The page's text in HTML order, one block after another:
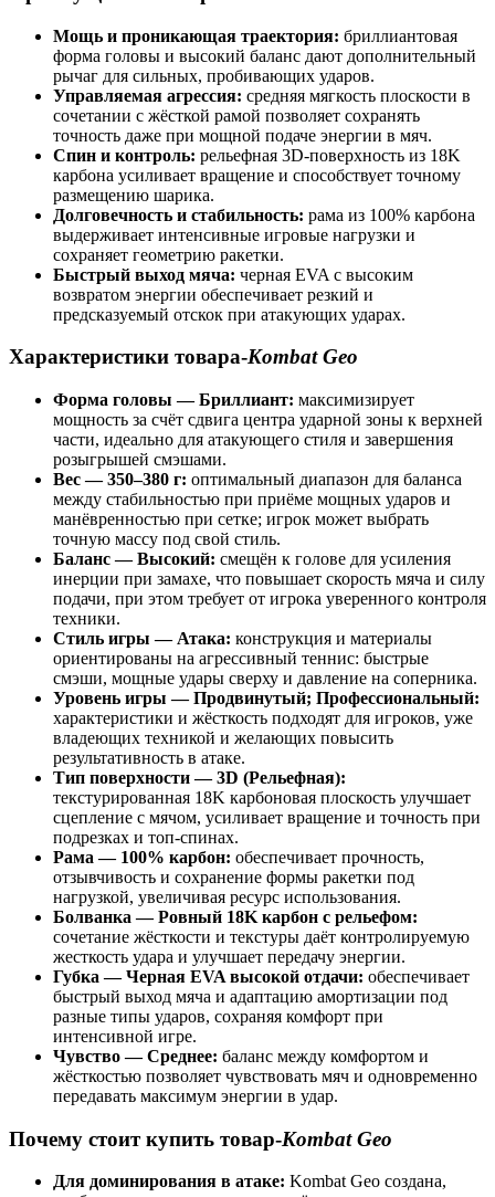
Мощь и проникающая траектория: бриллиантовая
форма головы и высокий баланс дают дополнительный
рычаг для сильных, пробивающих ударов.
Управляемая агрессия: средняя мягкость плоскости в
сочетании с жёсткой рамой позволяет сохранять
точность даже при мощной подаче энергии в мяч.
Спин и контроль: рельефная 3D-поверхность из 18K
карбона усиливает вращение и способствует точному
размещению шарика.
Долговечность и стабильность: рама из 100% карбона
выдерживает интенсивные игровые нагрузки и
сохраняет геометрию ракетки.
Быстрый выход мяча: черная EVA с высоким
возвратом энергии обеспечивает резкий и
предсказуемый отскок при атакующих ударах.
Характеристики товара-Kombat Geo
Форма головы — Бриллиант: максимизирует
мощность за счёт сдвига центра ударной зоны к верхней
части, идеально для атакующего стиля и завершения
розыгрышей смэшами.
Вес — 350–380 г: оптимальный диапазон для баланса
между стабильностью при приёме мощных ударов и
манёвренностью при сетке; игрок может выбрать
точную массу под свой стиль.
Баланс — Высокий: смещён к голове для усиления
инерции при замахе, что повышает скорость мяча и силу
подачи, при этом требует от игрока уверенного контроля
техники.
Стиль игры — Атака: конструкция и материалы
ориентированы на агрессивный теннис: быстрые
смэши, мощные удары сверху и давление на соперника.
Уровень игры — Продвинутый; Профессиональный:
характеристики и жёсткость подходят для игроков, уже
владеющих техникой и желающих повысить
результативность в атаке.
Тип поверхности — 3D (Рельефная):
текстурированная 18K карбоновая плоскость улучшает
сцепление с мячом, усиливает вращение и точность при
подрезках и топ-спинах.
Рама — 100% карбон: обеспечивает прочность,
отзывчивость и сохранение формы ракетки под
нагрузкой, увеличивая ресурс использования.
Болванка — Ровный 18K карбон с рельефом:
сочетание жёсткости и текстуры даёт контролируемую
жесткость удара и улучшает передачу энергии.
Губка — Черная EVA высокой отдачи: обеспечивает
быстрый выход мяча и адаптацию амортизации под
разные типы ударов, сохраняя комфорт при
интенсивной игре.
Чувство — Среднее: баланс между комфортом и
жёсткостью позволяет чувствовать мяч и одновременно
передавать максимум энергии в удар.
Почему стоит купить товар-Kombat Geo
Для доминирования в атаке: Kombat Geo создана,